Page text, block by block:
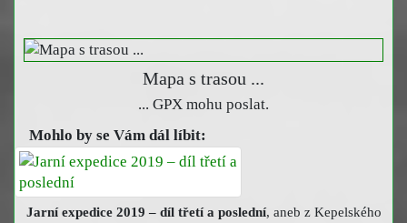
Mapa s trasou ...
... GPX mohu poslat.
Mohlo by se Vám dál líbit:
Jarní expedice 2019 – díl třetí a poslední, aneb z Kepelského